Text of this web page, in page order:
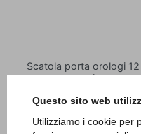
Questo sito web
Utilizziamo i cookie per
Scatola porta orologi 12
posti
Articolo Acc27